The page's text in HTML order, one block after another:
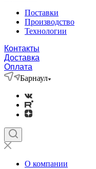
Поставки
Производство
Технологии
Контакты
Доставка
Оплата
Барнаул
О компании